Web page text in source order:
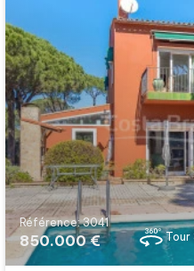
Référence: 3041
850.000 € Tour